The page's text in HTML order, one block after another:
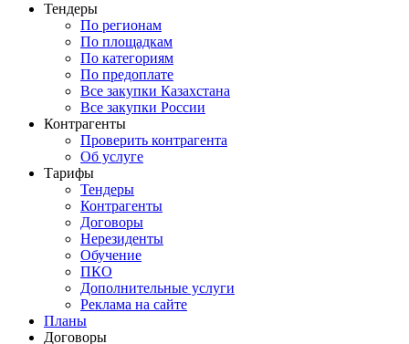
Тендеры
По регионам
По площадкам
По категориям
По предоплате
Все закупки Казахстана
Все закупки России
Контрагенты
Проверить контрагента
Об услуге
Тарифы
Тендеры
Контрагенты
Договоры
Нерезиденты
Обучение
ПКО
Дополнительные услуги
Реклама на сайте
Планы
Договоры